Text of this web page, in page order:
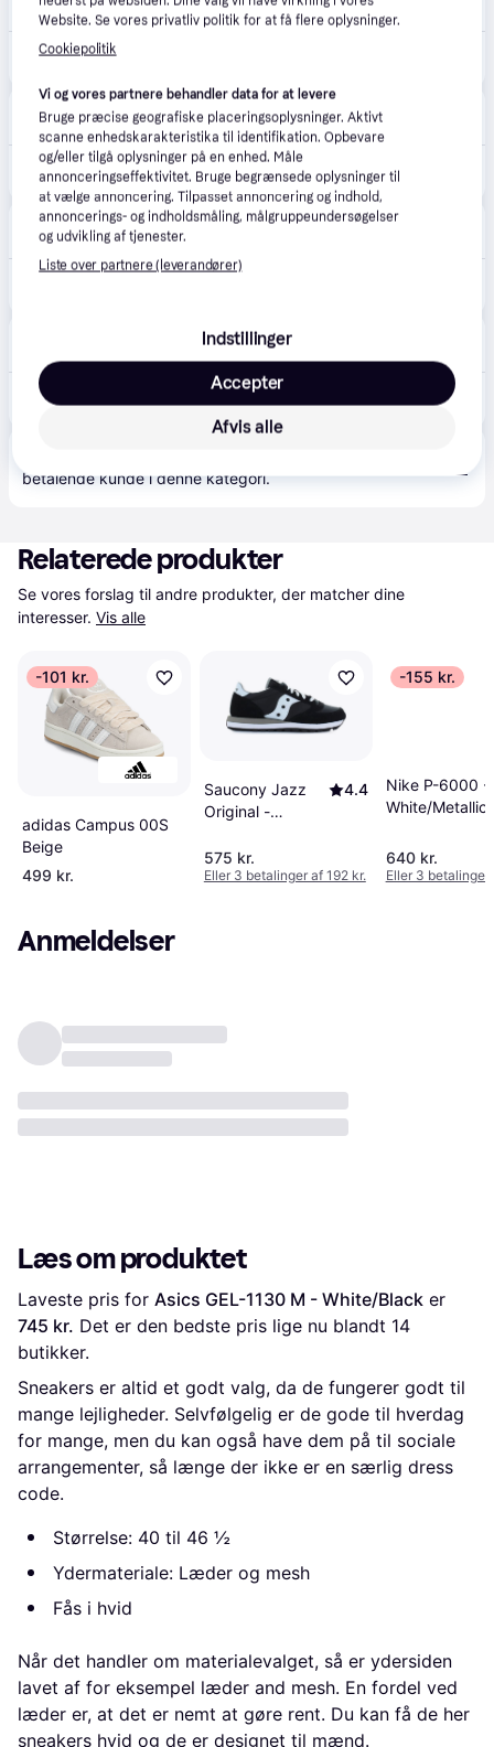
39 kr. fragt,3-6 dage
Asics Gel-1130 White Black - 42
Miinto
49 kr. fragt,1-5 dage
Asics Running Sko - Sko - Herre - Hvid - 45 EU -
Eller 3 betalinger af 297 kr.
asos
Fri fragt,5-10 dage
ASICS Gel-1130 White Black 1.200 kr.
Eller 3 betalinger af 400 kr.
betalende kunde i denne kategori.
Relaterede produkter
Se vores forslag til andre produkter, der matcher dine
interesser. Vis alle
-101 kr.
adidas Campus 00S
Beige
499 kr.
Saucony Jazz
Original -
4.4
575 kr.
Eller 3 betalinger af 192 kr.
-155 kr.
Nike P-6000 -
White/Metallic
640 kr.
Eller 3 betalinger
Anmeldelser
Læs om produktet
Laveste pris for Asics GEL-1130 M - White/Black
745 kr. Det er den bedste pris lige nu blandt 14
butikker.
Sneakers er altid et godt valg, da de fungerer godt til
mange lejligheder. Selvfølgelig er de gode til hverdag
for mange, men du kan også have dem på til sociale
arrangementer, så længe der ikke er en særlig dress
code.
Størrelse: 40 til 46 ½
Ydermateriale: Læder og mesh
Fås i hvid
Når det handler om materialevalget, så er ydersiden
lavet af for eksempel læder and mesh. En fordel ved
læder er, at det er nemt at gøre rent. Du kan få de her
sneakers hvid og de er designet til mænd.
Website. Se vores privatliv politik for at få flere oplysninger.
Cookiepolitik
Vi og vores partnere behandler data for at levere
Bruge præcise geografiske placeringsoplysninger. Aktivt
scanne enhedskarakteristika til identifikation. Opbevare
og/eller tilgå oplysninger på en enhed. Måle
annonceringseffektivitet. Bruge begrænsede oplysninger til
at vælge annoncering. Tilpasset annoncering og indhold,
annoncerings- og indholdsmåling, målgruppeundersøgelser
og udvikling af tjenester.
Liste over partnere (leverandører)
Indstillinger
Afvis alle
Accepter